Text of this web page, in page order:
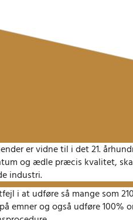
er vidne til i det 21.
og ædle præcis kvalitet,
industri.
i at udføre så mange som 210
emner og også udføre 100%